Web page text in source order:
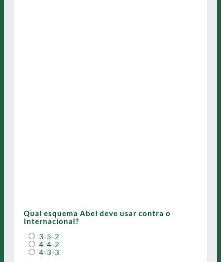
Qual esquema Abel deve usar contra o
Internacional?
3-5-2
4-4-2
4-3-3